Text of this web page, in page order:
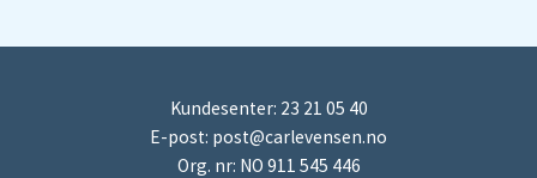
Kundesenter: 23 21 05 40
E-post: post@carlevensen.no
Org. nr: NO 911 545 446